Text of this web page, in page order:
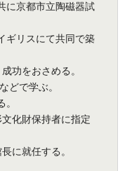
に京都市立陶磁器試
ギリスにて共同で築
功をおさめる。
どで学ぶ。
化財保持者に指定
に就任する。